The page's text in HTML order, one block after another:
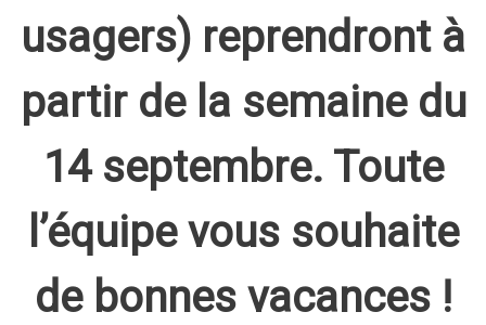
usagers) reprendront à
partir de la semaine du
14 septembre. Toute
l’équipe vous souhaite
de bonnes vacances !